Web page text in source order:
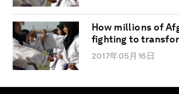
How millions of
fighting to
2017年05月16日